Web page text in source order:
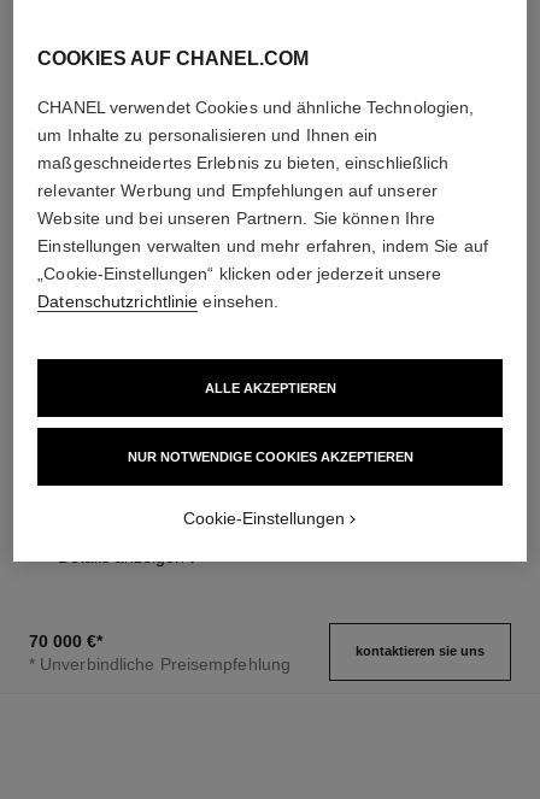
Pflegehinweise Bedienungsanleitungen
j12 baguette diamantlünette uhr
kaliber 12.2, 33 mm
Lünette mit Diamanten
boy·friend skeleton uhr
Großes Modell, BEIGEGOLD
Steppmuster
70 000 €*
* Unverbindliche Preisempfehlung
kontaktieren sie uns
COOKIES AUF CHANEL.COM
CHANEL verwendet Cookies und ähnliche Technologien,
um Inhalte zu personalisieren und Ihnen ein
maßgeschneidertes Erlebnis zu bieten, einschließlich
relevanter Werbung und Empfehlungen auf unserer
Website und bei unseren Partnern. Sie können Ihre
Einstellungen verwalten und mehr erfahren, indem Sie auf
„Cookie-Einstellungen“ klicken oder jederzeit unsere
Datenschutzrichtlinie einsehen.
NUR NOTWENDIGE COOKIES AKZEPTIEREN
ALLE AKZEPTIEREN
Cookie-Einstellungen